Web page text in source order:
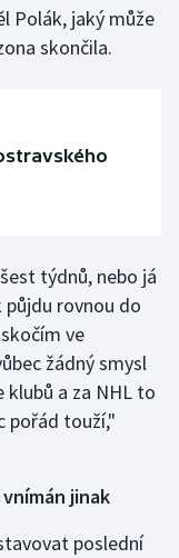
Polák, jaký může
skončila.
týdnů, nebo já
rovnou do
ve
žádný smysl
klubů a za NHL to
pořád touží,"
jinak
poslední